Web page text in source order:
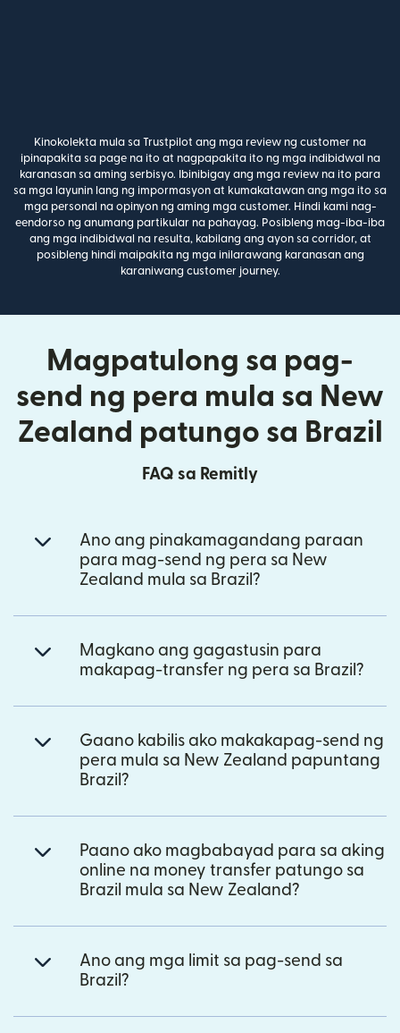
Kinokolekta mula sa Trustpilot ang mga review ng customer na
ipinapakita sa page na ito at nagpapakita ito ng mga indibidwal na
karanasan sa aming serbisyo. Ibinibigay ang mga review na ito para
sa mga layunin lang ng impormasyon at kumakatawan ang mga ito sa
mga personal na opinyon ng aming mga customer. Hindi kami nag-
eendorso ng anumang partikular na pahayag. Posibleng mag-iba-iba
ang mga indibidwal na resulta, kabilang ang ayon sa corridor, at
posibleng hindi maipakita ng mga inilarawang karanasan ang
karaniwang customer journey.
Magpatulong sa pag-
send ng pera mula sa New
Zealand patungo sa Brazil
FAQ sa Remitly
Ano ang pinakamagandang paraan
para mag-send ng pera sa New
Zealand mula sa Brazil?
Magkano ang gagastusin para
makapag-transfer ng pera sa Brazil?
Gaano kabilis ako makakapag-send ng
pera mula sa New Zealand papuntang
Brazil?
Paano ako magbabayad para sa aking
online na money transfer patungo sa
Brazil mula sa New Zealand?
Ano ang mga limit sa pag-send sa
Brazil?